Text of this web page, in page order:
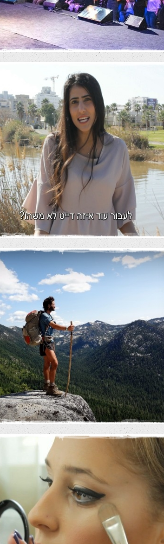
Race Date – סרטון תדמית
סרטי שיווק לרשתות חברתיות סרטי תדמית
טל סלע- מסע חוצה גבולות
סרטי מסע וטיולים סרטי שיווק לרשתות
חברתיות
ליאורה – שיער ואיפור מקצועי
סרטי שיווק לרשתות חברתיות סרטי תדמית